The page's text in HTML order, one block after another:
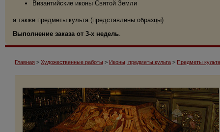
Византийские иконы Святой Земли
а также предметы культа (представлены образцы)
Выполнение заказа от 3-х недель.
Главная > Художественные работы > Иконы, предметы культа > Предметы